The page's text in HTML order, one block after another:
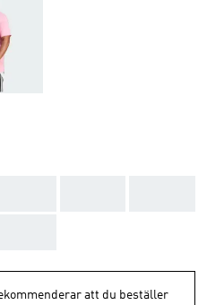
att du beställer